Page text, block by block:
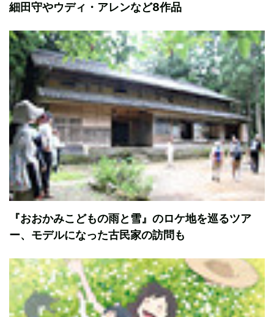
細田守やウディ・アレンなど8作品
『おおかみこどもの雨と雪』のロケ地を巡るツア
ー、モデルになった古民家の訪問も